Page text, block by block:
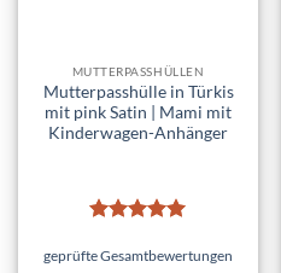
MUTTERPASSHÜLLEN
Mutterpasshülle in Türkis
mit pink Satin | Mami mit
Kinderwagen-Anhänger
mit5von
geprüfte Gesamtbewertungen